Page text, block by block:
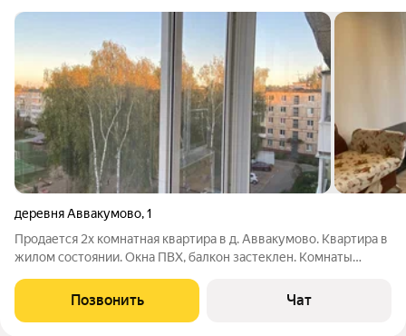
деревня Аввакумово,1
Продается 2х комнатная квартира в д. Аввакумово. Квартира в
жилом состоянии. Окна ПВХ, балкон застеклен. Комнаты
течет. Хорошие соседи. Садик , магазины Пвз, детская и
спортивная площадка,
Позвонить Чат